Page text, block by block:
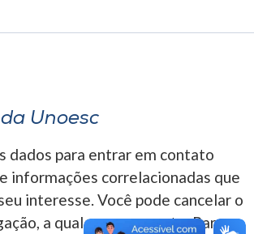
Unoesc
dados para entrar em contato
informações correlacionadas que
interesse. Você pode cancelar o
a qualquer momento. Para